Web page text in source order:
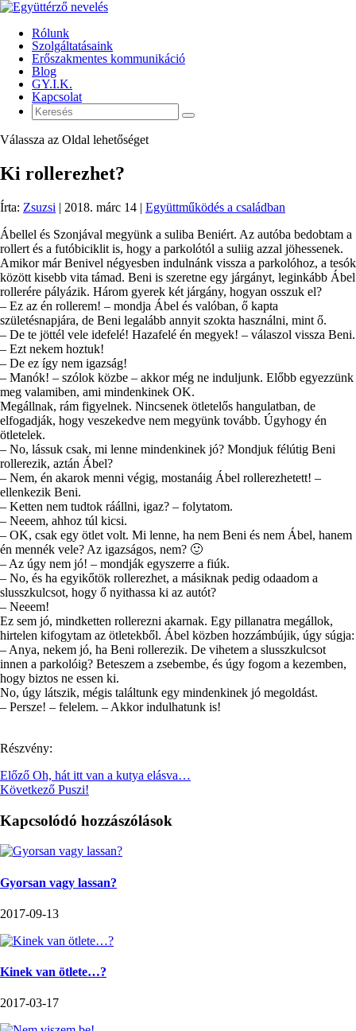
Rólunk
Szolgáltatásaink
Erőszakmentes kommunikáció
Blog
GY.I.K.
Kapcsolat
Válassza az Oldal lehetőséget
Ki rollerezhet?
Írta: Zsuzsi | 2018. márc 14 | Együttműködés a családban
Ábellel és Szonjával megyünk a suliba Beniért. Az autóba bedobtam a
rollert és a futóbiciklit is, hogy a parkolótól a suliig azzal jöhessenek.
Amikor már Benivel négyesben indulnánk vissza a parkolóhoz, a tesók
között kisebb vita támad. Beni is szeretne egy járgányt, leginkább Ábel
rollerére pályázik. Három gyerek két járgány, hogyan osszuk el?
– Ez az én rollerem! – mondja Ábel és valóban, ő kapta
születésnapjára, de Beni legalább annyit szokta használni, mint ő.
– De te jöttél vele idefelé! Hazafelé én megyek! – válaszol vissza Beni.
– Ezt nekem hoztuk!
– De ez így nem igazság!
– Manók! – szólok közbe – akkor még ne induljunk. Előbb egyezzünk
meg valamiben, ami mindenkinek OK.
Megállnak, rám figyelnek. Nincsenek ötletelős hangulatban, de
elfogadják, hogy veszekedve nem megyünk tovább. Úgyhogy én
ötletelek.
– No, lássuk csak, mi lenne mindenkinek jó? Mondjuk félútig Beni
rollerezik, aztán Ábel?
– Nem, én akarok menni végig, mostanáig Ábel rollerezhetett! –
ellenkezik Beni.
– Ketten nem tudtok ráállni, igaz? – folytatom.
– Neeem, ahhoz túl kicsi.
– OK, csak egy ötlet volt. Mi lenne, ha nem Beni és nem Ábel, hanem
én mennék vele? Az igazságos, nem? 🙂
– Az úgy nem jó! – mondják egyszerre a fiúk.
– No, és ha egyikőtök rollerezhet, a másiknak pedig odaadom a
slusszkulcsot, hogy ő nyithassa ki az autót?
– Neeem!
Ez sem jó, mindketten rollerezni akarnak. Egy pillanatra megállok,
hirtelen kifogytam az ötletekből. Ábel közben hozzámbújik, úgy súgja:
– Anya, nekem jó, ha Beni rollerezik. De vihetem a slusszkulcsot
innen a parkolóig? Beteszem a zsebembe, és úgy fogom a kezemben,
hogy biztos ne essen ki.
No, úgy látszik, mégis találtunk egy mindenkinek jó megoldást.
– Persze! – felelem. – Akkor indulhatunk is!
Részvény:
Előző Oh, hát itt van a kutya elásva…
Következő Puszi!
Kapcsolódó hozzászólások
Gyorsan vagy lassan?
2017-09-13
Kinek van ötlete…?
2017-03-17